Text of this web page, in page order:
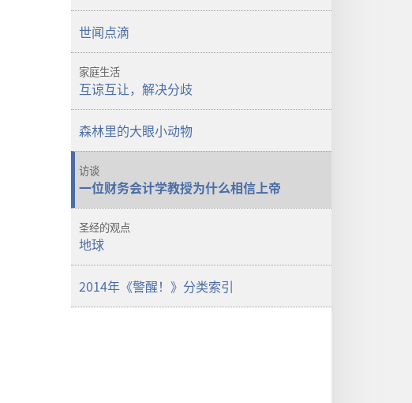
碍
世闻点滴
家庭生活
互谅互让，解决分歧
森林里的大眼小动物
访谈
一位财务会计学教授为什么相信上帝
圣经的观点
地球
2014年《警醒！》分类索引